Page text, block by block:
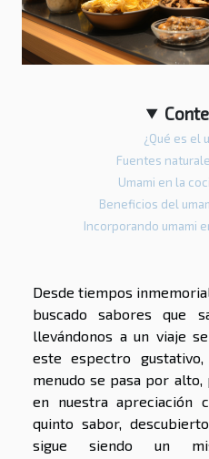
¿Qué es el
Fuentes
Umami en la
Beneficios del
Incorporando umami
Desde tiempos
buscado sabores que
llevándonos a un viaje
este espectro
menudo se pasa por
en nuestra apreciación
quinto sabor,
sigue siendo un